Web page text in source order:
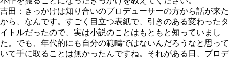
吉田：きっかけは知り合いのプロデューサーの方から話が来た
から、なんです。すごく目立つ表紙で、引きのある変わったタ
イトルだったので、実は小説のことはもともと知っていまし
た。でも、年代的にも自分の範疇ではないんだろうなと思って
いて手に取ることは無かったんですね。それがある日、プロデ